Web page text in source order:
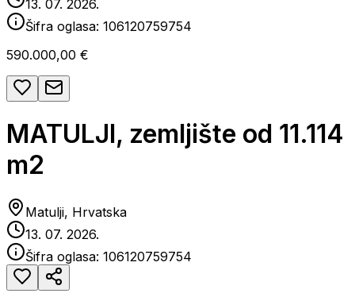
13. 07. 2026.
Šifra oglasa: 106120759754
590.000,00 €
MATULJI, zemljište od 11.114
m2
Matulji, Hrvatska
13. 07. 2026.
Šifra oglasa: 106120759754